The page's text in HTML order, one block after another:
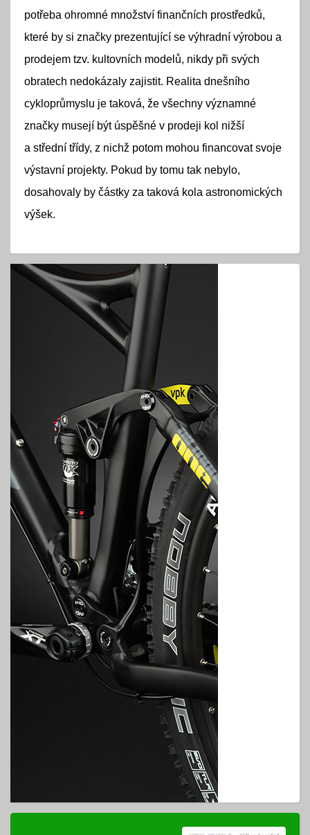
potřeba ohromné množství finančních prostředků,
které by si značky prezentující se výhradní výrobou a
prodejem tzv. kultovních modelů, nikdy při svých
obratech nedokázaly zajistit. Realita dnešního
cykloprůmyslu je taková, že všechny významné
značky musejí být úspěšné v prodeji kol nižší
a střední třídy, z nichž potom mohou financovat svoje
výstavní projekty. Pokud by tomu tak nebylo,
dosahovaly by částky za taková kola astronomických
výšek.